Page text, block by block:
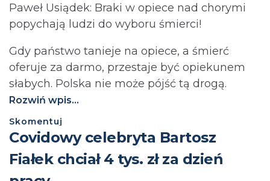
Paweł Usiądek: Braki w opiece nad chorymi
popychają ludzi do wyboru śmierci!
Gdy państwo tanieje na opiece, a śmierć
oferuje za darmo, przestaje być opiekunem
słabych. Polska nie może pójść tą drogą.⁩
Rozwiń wpis...
Skomentuj
Covidowy celebryta Bartosz
Fiałek chciał 4 tys. zł za dzień